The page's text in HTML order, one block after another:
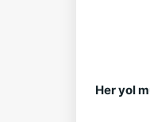
Her yol